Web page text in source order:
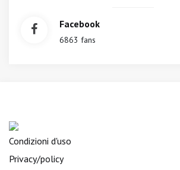
Facebook
6863 fans
Condizioni d'uso
Privacy/policy